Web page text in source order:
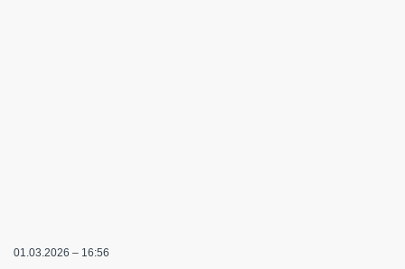
01.03.2026 – 16:56